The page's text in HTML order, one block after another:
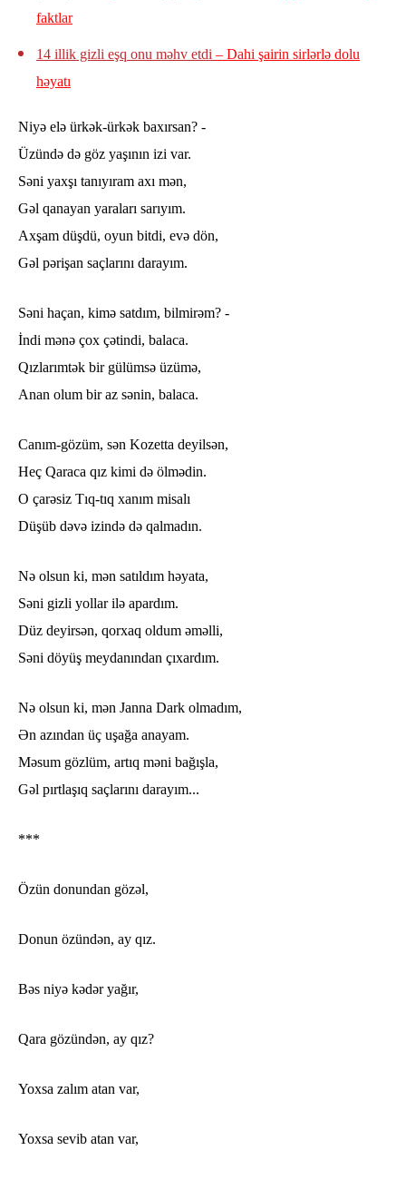
faktlar
14 illik gizli eşq onu məhv etdi – Dahi şairin sirlərlə dolu
həyatı
Niyə elə ürkək-ürkək baxırsan? -
Üzündə də göz yaşının izi var.
Səni yaxşı tanıyıram axı mən,
Gəl qanayan yaraları sarıyım.
Axşam düşdü, oyun bitdi, evə dön,
Gəl pərişan saçlarını darayım.
Səni haçan, kimə satdım, bilmirəm? -
İndi mənə çox çətindi, balaca.
Qızlarımtək bir gülümsə üzümə,
Anan olum bir az sənin, balaca.
Canım-gözüm, sən Kozetta deyilsən,
Heç Qaraca qız kimi də ölmədin.
O çarəsiz Tıq-tıq xanım misalı
Düşüb dəvə izində də qalmadın.
Nə olsun ki, mən satıldım həyata,
Səni gizli yollar ilə apardım.
Düz deyirsən, qorxaq oldum əməlli,
Səni döyüş meydanından çıxardım.
Nə olsun ki, mən Janna Dark olmadım,
Ən azından üç uşağa anayam.
Məsum gözlüm, artıq məni bağışla,
Gəl pırtlaşıq saçlarını darayım...
***
Özün donundan gözəl,
Donun özündən, ay qız.
Bəs niyə kədər yağır,
Qara gözündən, ay qız?
Yoxsa zalım atan var,
Yoxsa sevib atan var,